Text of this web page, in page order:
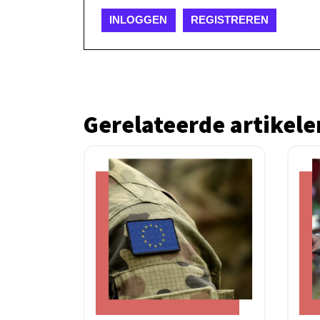
INLOGGEN REGISTREREN
Gerelateerde